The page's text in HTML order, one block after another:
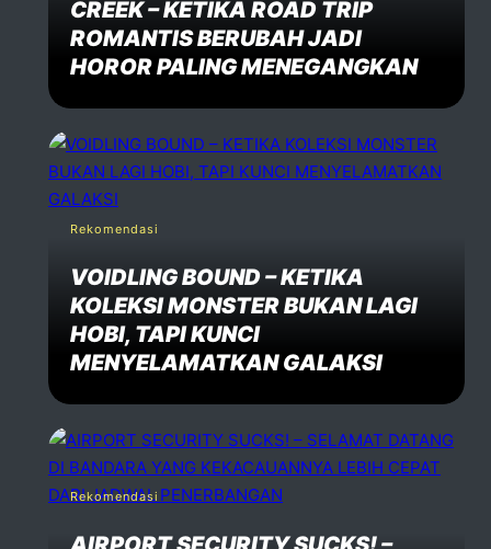
CREEK – KETIKA ROAD TRIP
ROMANTIS BERUBAH JADI
HOROR PALING MENEGANGKAN
Rekomendasi
VOIDLING BOUND – KETIKA
KOLEKSI MONSTER BUKAN LAGI
HOBI, TAPI KUNCI
MENYELAMATKAN GALAKSI
Rekomendasi